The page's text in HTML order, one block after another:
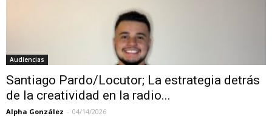
Audiencias
Santiago Pardo/Locutor; La estrategia detrás
de la creatividad en la radio...
Alpha González - 04/14/2026